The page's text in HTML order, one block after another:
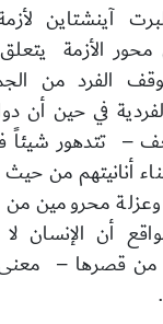
آينشتاين
محور الأزمة
الفرد من
في حين أن
– تتدهور شيئاً
أنانيتهم من حيث
محرومين من
أن
من قصرها –